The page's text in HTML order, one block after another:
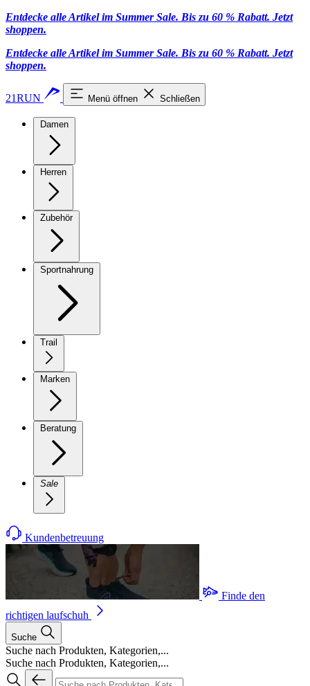
Entdecke alle Artikel im Summer Sale. Bis zu 60 % Rabatt. Jetzt
shoppen.
Entdecke alle Artikel im Summer Sale. Bis zu 60 % Rabatt. Jetzt
shoppen.
21RUN Menü öffnen Schließen
Damen
Herren
Zubehör
Sportnahrung
Trail
Marken
Beratung
Sale
Kundenbetreuung
Finde den
richtigen laufschuh
Suche
Suche nach Produkten, Kategorien,...
Suche nach Produkten, Kategorien,...